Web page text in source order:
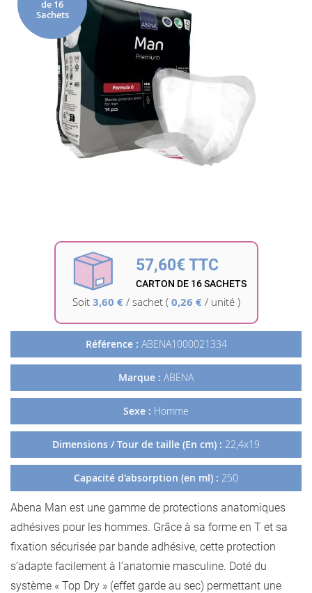
de
galerie
de 16
Sachets
57,60€ TTC
CARTON DE 16 SACHETS
Soit 3,60 € / sachet (0,26 €/ unité )
Référence : ABENA1000021334
Marque : ABENA
Sexe : Homme
Dimensions / Tour de taille (En cm) : 22,4x19
Capacité d'absorption (en ml) : 250
Abena Man est une gamme de protections anatomiques
adhésives pour les hommes. Grâce à sa forme en T et sa
fixation sécurisée par bande adhésive, cette protection
s’adapte facilement à l’anatomie masculine. Doté du
système « Top Dry » (effet garde au sec) permettant une